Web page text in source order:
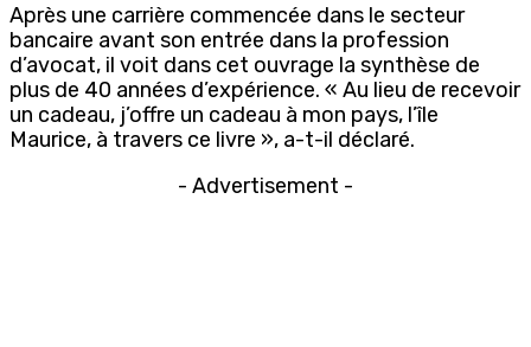
Après une carrière commencée dans le secteur
bancaire avant son entrée dans la profession
d’avocat, il voit dans cet ouvrage la synthèse de
plus de 40 années d’expérience. « Au lieu de recevoir
un cadeau, j’offre un cadeau à mon pays, l’île
Maurice, à travers ce livre », a-t-il déclaré.
- Advertisement -